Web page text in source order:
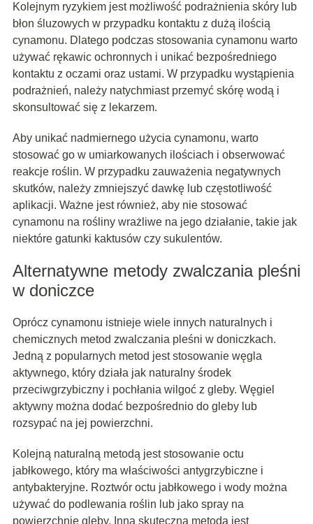
Kolejnym ryzykiem jest możliwość podrażnienia skóry lub
błon śluzowych w przypadku kontaktu z dużą ilością
cynamonu. Dlatego podczas stosowania cynamonu warto
używać rękawic ochronnych i unikać bezpośredniego
kontaktu z oczami oraz ustami. W przypadku wystąpienia
podrażnień, należy natychmiast przemyć skórę wodą i
skonsultować się z lekarzem.
Aby unikać nadmiernego użycia cynamonu, warto
stosować go w umiarkowanych ilościach i obserwować
reakcje roślin. W przypadku zauważenia negatywnych
skutków, należy zmniejszyć dawkę lub częstotliwość
aplikacji. Ważne jest również, aby nie stosować
cynamonu na rośliny wrażliwe na jego działanie, takie jak
niektóre gatunki kaktusów czy sukulentów.
Alternatywne metody zwalczania pleśni
w doniczce
Oprócz cynamonu istnieje wiele innych naturalnych i
chemicznych metod zwalczania pleśni w doniczkach.
Jedną z popularnych metod jest stosowanie węgla
aktywnego, który działa jak naturalny środek
przeciwgrzybiczny i pochłania wilgoć z gleby. Węgiel
aktywny można dodać bezpośrednio do gleby lub
rozsypać na jej powierzchni.
Kolejną naturalną metodą jest stosowanie octu
jabłkowego, który ma właściwości antygrzybiczne i
antybakteryjne. Roztwór octu jabłkowego i wody można
używać do podlewania roślin lub jako spray na
powierzchnię gleby. Inną skuteczną metodą jest